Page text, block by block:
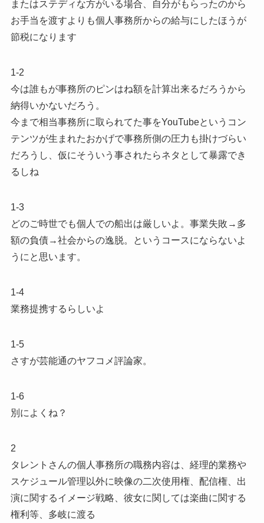
またはステディな方がいる場合、自分がもらったのから
お手当を渡すよりも個人事務所からの給与にしたほうが
節税になります
1-2
今は誰もが事務所のピンはね額を計算出来るだろうから
納得いかないだろう。
今まで相当事務所に取られてた事をYouTubeというコン
テンツが生まれたおかげで事務所側の圧力も掛けづらい
だろうし、仮にそういう事されたらネタとして暴露でき
るしね
1-3
どのご時世でも個人での船出は厳しいよ。事業失敗→多
額の負債→社会からの逸脱。というコースにならないよ
うにと思います。
1-4
業務提携するらしいよ
1-5
さすが芸能通のヤフコメ評論家。
1-6
別によくね？
2
タレントさんの個人事務所の職務内容は、経理的業務や
スケジュール管理以外に映像の二次使用権、配信権、出
演に関するイメージ戦略、彼女に関しては楽曲に関する
権利等、多岐に渡る